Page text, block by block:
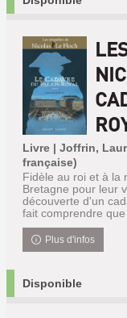
Livre | Joffrin,
française)
Fidèle au roi et à la
Bretagne pour leur
découverte d'un
fait comprendre que
Plus d'infos
Disponible